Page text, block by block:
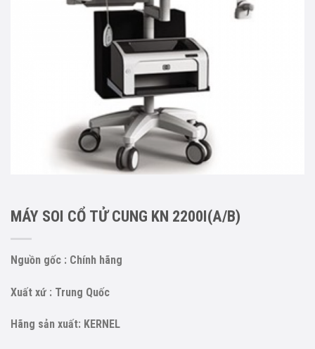
MÁY SOI CỔ TỬ CUNG KN 2200I(A/B)
Nguồn gốc : Chính hãng
Xuất xứ : Trung Quốc
Hãng sản xuất: KERNEL